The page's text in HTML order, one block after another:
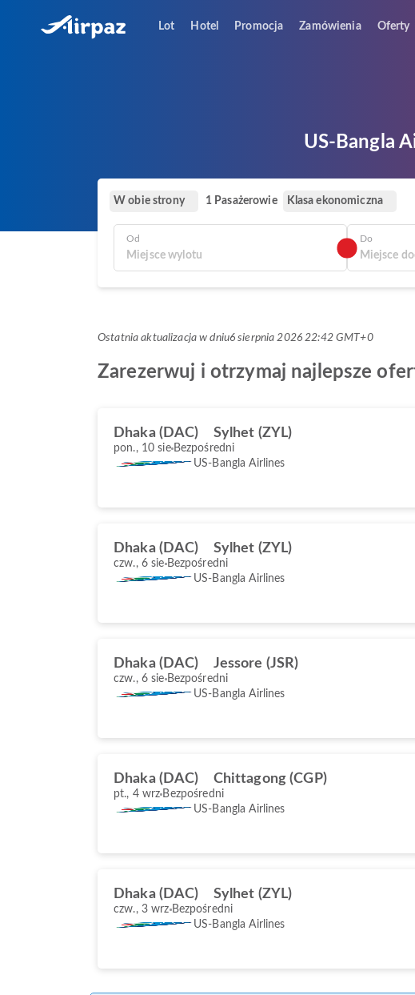
Lot Hotel Promocja Zamówienia Oferty
US-Bangla
W obie strony 1 Pasażerowie Klasa ekonomiczna
Od Do
Ostatnia aktualizacja w dniu6 sierpnia 2026 22:42 GMT+0
Zarezerwuj i otrzymaj najlepsze
Dhaka (DAC) Sylhet (ZYL)
pon., 10 sie Bezpośredni
US-Bangla Airlines
Dhaka (DAC) Sylhet (ZYL)
czw., 6 sie Bezpośredni
US-Bangla Airlines
Dhaka (DAC) Jessore (JSR)
czw., 6 sie Bezpośredni
US-Bangla Airlines
Dhaka (DAC) Chittagong (CGP)
pt., 4 wrz Bezpośredni
US-Bangla Airlines
Dhaka (DAC) Sylhet (ZYL)
czw., 3 wrz Bezpośredni
US-Bangla Airlines